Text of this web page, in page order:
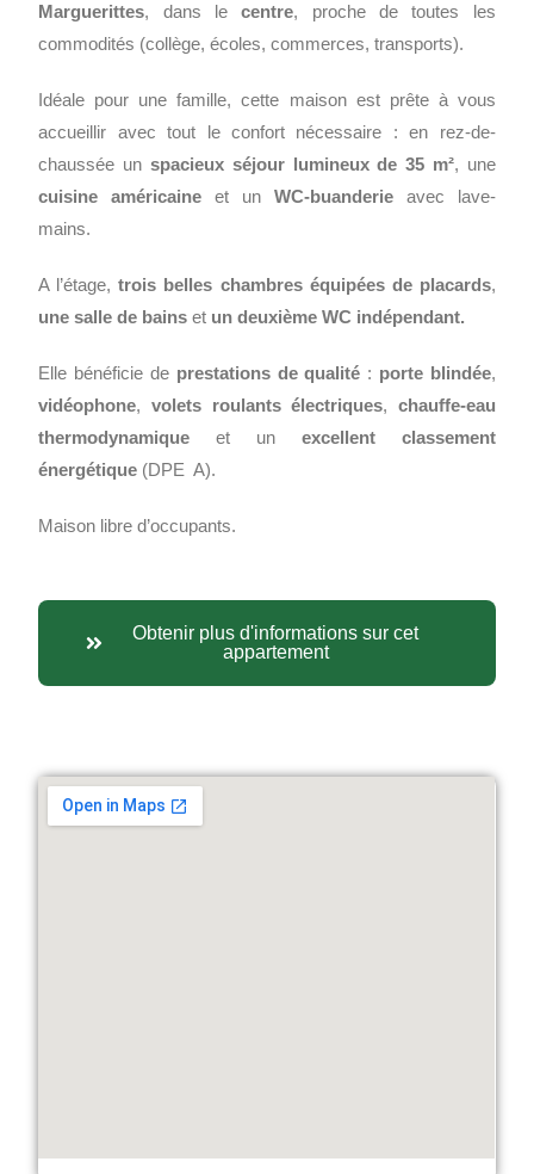
Marguerittes, dans lecentre, proche de toutes les
commodités (collège, écoles, commerces, transports).
Idéale pour une famille, cette maison est prête à vous
accueillir avec tout le confort nécessaire : en rez-de-
chaussée un spacieux séjour lumineux de 35 m², une
cuisine américaine et un WC-buanderieavec lave-
mains.
A l’étage,trois belles chambres équipées de placards,
une salle de bains et un deuxième WC indépendant.
Elle bénéficie de prestations de qualité : porte blindée,
vidéophone, volets roulants électriques, chauffe-eau
thermodynamique et un excellent classement
énergétique (DPE A).
Maison libre d’occupants.
Obtenir plus d'informations sur cet
appartement